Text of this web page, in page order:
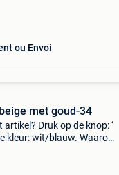
ou Envoi
met goud-34
Druk op de knop: ‘
kleur: wit/blauw. Waarom